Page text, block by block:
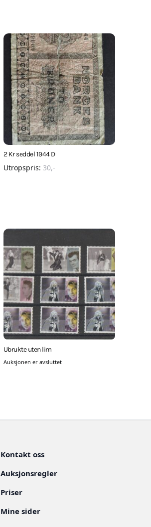
2 Kr seddel 1944 D
Utropspris: 30,-
Ubrukte uten lim
Auksjonen er avsluttet
Kontakt oss
Auksjonsregler
Priser
Mine sider